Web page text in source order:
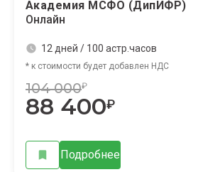
Академия МСФО (ДипИФР)
Онлайн
12 дней / 100 астр.часов
* к стоимости будет добавлен НДС
104 000₽
88 400₽
Подробнее